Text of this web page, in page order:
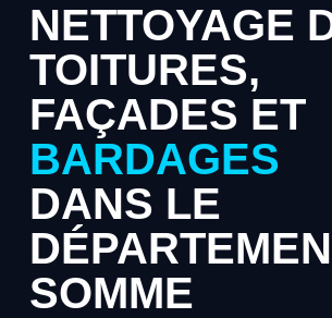
NETTOYAGE
TOITURES,
FAÇADES ET
BARDAGES
DANS LE
SOMME